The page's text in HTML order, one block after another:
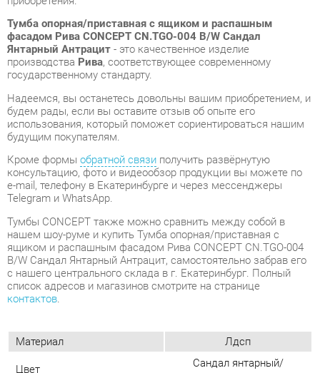
Надеемся, вы останетесь довольны вашим приобретением, и
будем рады, если вы оставите отзыв об опыте его
использования, который поможет сориентироваться нашим
будущим покупателям.
Кроме формы обратной связиполучить развёрнутую
консультацию, фото и видеообзор продукции вы можете по
e-mail, телефону в Екатеринбурге и через мессенджеры
Telegram и WhatsApp.
Тумбы CONCEPT также можно сравнить между собой в
нашем шоу-руме и купить Тумба опорная/приставная с
B/W Сандал Янтарный Антрацит, самостоятельно забрав его
с нашего центрального склада в г. Екатеринбург. Полный
список адресов и магазинов смотрите на странице
контактов.
Материал Лдсп
Цвет
Сандал янтарный/
антрацит
Ширина, мм
420
Высота, мм
583